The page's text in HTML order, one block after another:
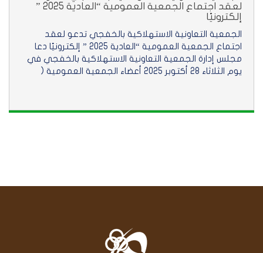
لعقد اجتماع الجمعية العمومية “العادية 2025 ”
إلكترونيًا
الجمعية التعاونية الاستهلاكية بالخفجي تدعو لعقد
اجتماع الجمعية العمومية “العادية 2025 ” إلكترونيًا دعا
مجلس إدارة الجمعية التعاونية الاستهلاكية بالخفجي في
يوم الثلاثاء 28 أكتوبر 2025 أعضاء الجمعية العمومية (